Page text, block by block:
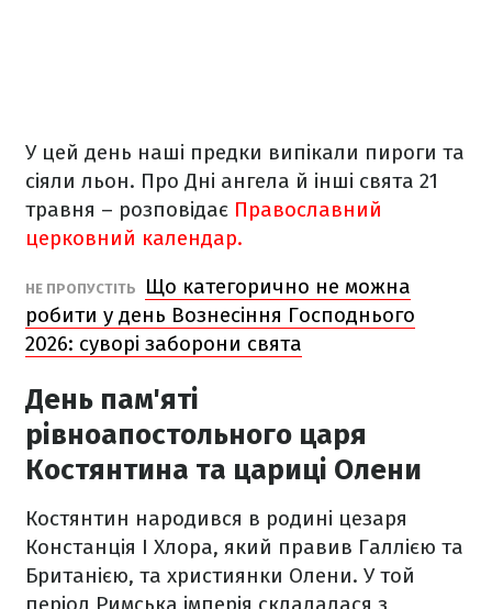
У цей день наші предки випікали пироги та
сіяли льон. Про Дні ангела й інші свята 21
травня – розповідає Православний
церковний календар.
НЕ ПРОПУСТІТЬ
Що категорично не можна
робити у день Вознесіння Господнього
2026: суворі заборони свята
День пам'яті
рівноапостольного царя
Костянтина та цариці Олени
Костянтин народився в родині цезаря
Констанція I Хлора, який правив Галлією та
Британією, та християнки Олени. У той